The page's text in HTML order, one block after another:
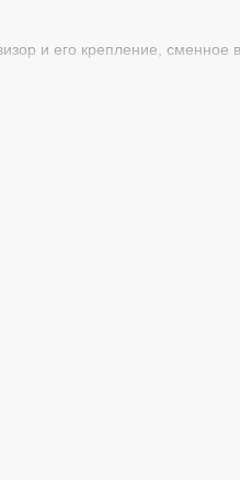
и его крепление, сменное